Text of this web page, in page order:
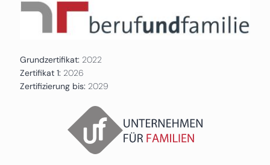
Grundzertifikat: 2022
Zertifikat 1: 2026
Zertifizierung bis: 2029